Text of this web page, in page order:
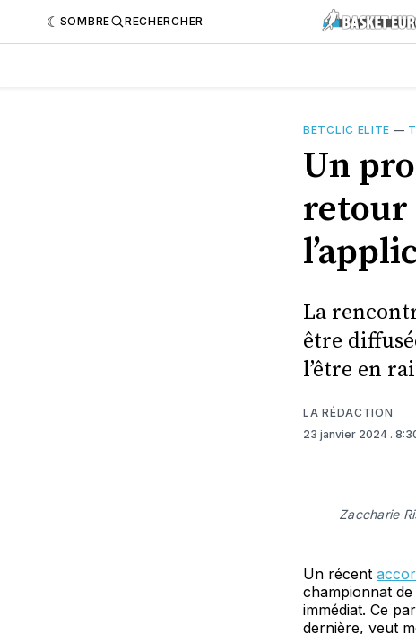
SOMBRE RECHERCHER
BETCLIC ELITE —
Un
retour
La
être
l’être en
LA RÉDACTION
23 janvier 2024 .
Zaccharie
Un récent
championnat
immédiat. Ce
dernière, veut